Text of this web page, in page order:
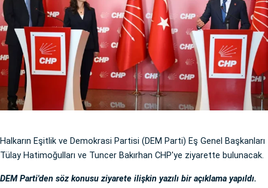
Halkarın Eşitlik ve Demokrasi Partisi (DEM Parti) Eş Genel Başkanları
Tülay Hatimoğulları ve Tuncer Bakırhan CHP'ye ziyarette bulunacak.
DEM Parti'den söz konusu ziyarete ilişkin yazılı bir açıklama yapıldı.